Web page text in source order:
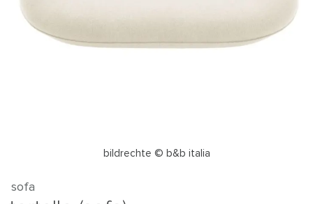
bildrechte © b&b italia
sofa